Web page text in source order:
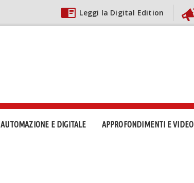
Leggi la Digital Edition
AUTOMAZIONE E DIGITALE APPROFONDIMENTI E VIDEO